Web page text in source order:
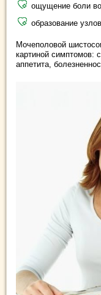
ощущение боли
образование
Мочеполовой
картиной симптомов:
аппетита,